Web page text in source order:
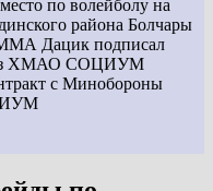
по волейболу на
района Болчары
Дацик подписал
ХМАО СОЦИУМ
с Минобороны